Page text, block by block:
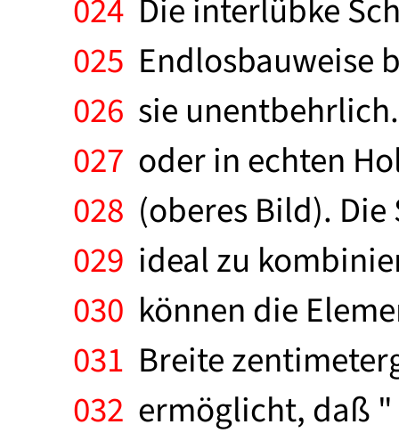
024 Die interlübke
025 Endlosbauweise
026 sie
027 oder in echten
028 (oberes Bild).
029 ideal zu
030 können die
031 Breite
032 ermöglicht, daß